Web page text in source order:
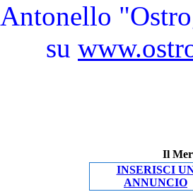
Antonello
su
Il
INSERISCI
ANNUNCIO